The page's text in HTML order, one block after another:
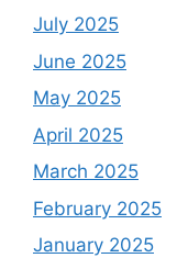
July 2025
June 2025
May 2025
April 2025
March 2025
February 2025
January 2025